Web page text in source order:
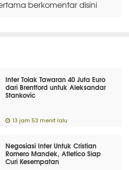
berkomentar disini
Inter Tolak Tawaran 40 Juta Euro
dari Brentford untuk Aleksandar
Stankovic
13 jam 53 menit lalu
Negosiasi Inter Untuk Cristian
Romero Mandek, Atletico Siap
Curi Kesempatan